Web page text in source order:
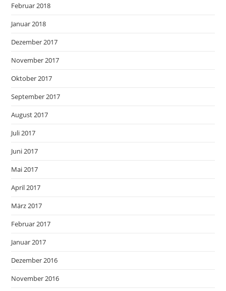
Februar 2018
Januar 2018
Dezember 2017
November 2017
Oktober 2017
September 2017
August 2017
Juli 2017
Juni 2017
Mai 2017
April 2017
März 2017
Februar 2017
Januar 2017
Dezember 2016
November 2016